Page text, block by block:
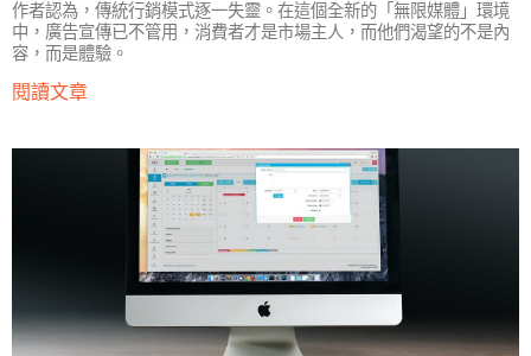
作者認為，傳統行銷模式逐一失靈。在這個全新的「無限媒體」環境
中，廣告宣傳已不管用，消費者才是市場主人，而他們渴望的不是內
容，而是體驗。
閱讀文章